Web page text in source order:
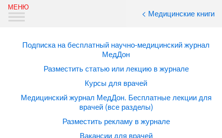
< Медицинские книги
Подписка на бесплатный научно-медицинский журнал
МедДон
Разместить статью или лекцию в журнале
Курсы для врачей
Медицинский журнал МедДон. Бесплатные лекции для
врачей (все разделы)
Разместить рекламу в журнале
Вакансии для врачей